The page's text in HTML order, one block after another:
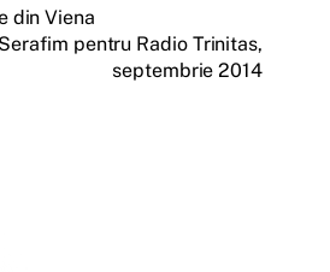
din Viena
pentru Radio Trinitas,
septembrie 2014